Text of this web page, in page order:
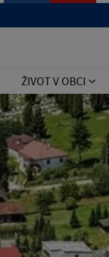
ŽIVOT V OBCI